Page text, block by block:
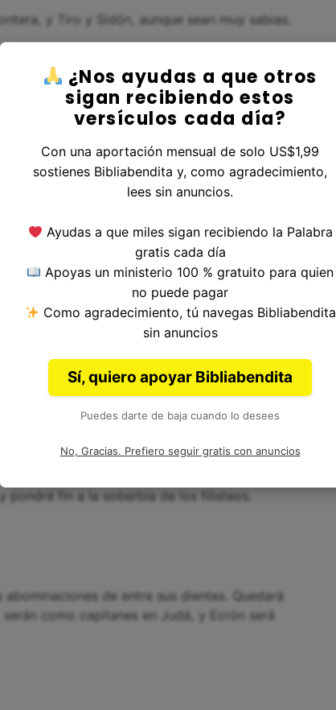
y Tiro y Sidón, aunque sean muy sabias.
plata como polvo y oro como lodo de las
en el mar su poderío y será consumida por el
y se dolerá mucho; asimismo Ecrón,
Perecerá el rey de Gaza, y Ascalón no será
pondré fin a la soberbia de los filisteos.
abominaciones de entre sus dientes. Quedará
como capitanes en Judá, y Ecrón será
¿Nos ayudas a que otros
sigan recibiendo estos
versículos cada día?
Con una aportación mensual de solo US$1,99
sostienes Bibliabendita y, como agradecimiento,
lees sin anuncios.
Ayudas a que miles sigan recibiendo la Palabra
gratis cada día
Apoyas un ministerio 100 % gratuito para quien
no puede pagar
Como agradecimiento, tú navegas Bibliabendita
sin anuncios
Sí, quiero apoyar Bibliabendita
Puedes darte de baja cuando lo desees
No, Gracias. Prefiero seguir gratis con anuncios